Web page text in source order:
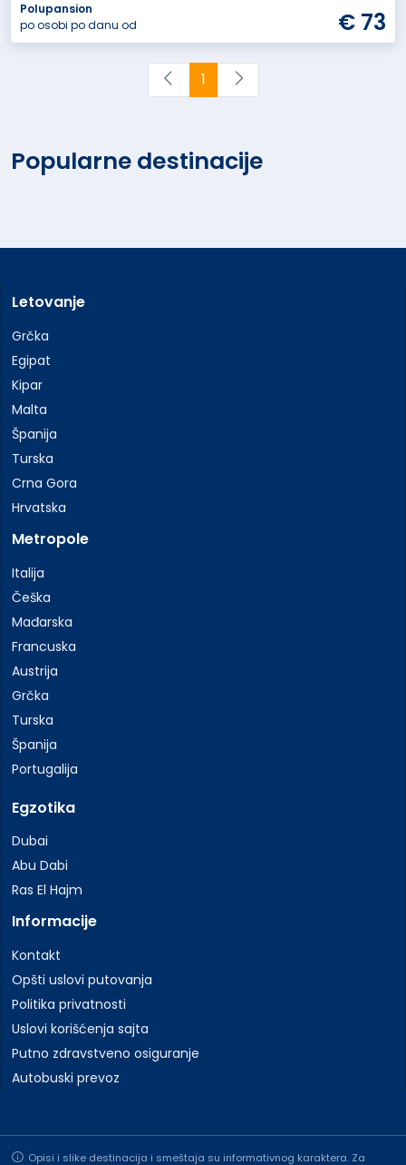
Polupansion
po osobi po danu od
€ 73
1
Popularne destinacije
Letovanje
Grčka
Egipat
Kipar
Malta
Španija
Turska
Crna Gora
Hrvatska
Metropole
Italija
Češka
Mađarska
Francuska
Austrija
Grčka
Turska
Španija
Portugalija
Egzotika
Dubai
Abu Dabi
Ras El Hajm
Informacije
Kontakt
Opšti uslovi putovanja
Politika privatnosti
Uslovi korišćenja sajta
Putno zdravstveno osiguranje
Autobuski prevoz
Opisi i slike destinacija i smeštaja su informativnog karaktera. Za